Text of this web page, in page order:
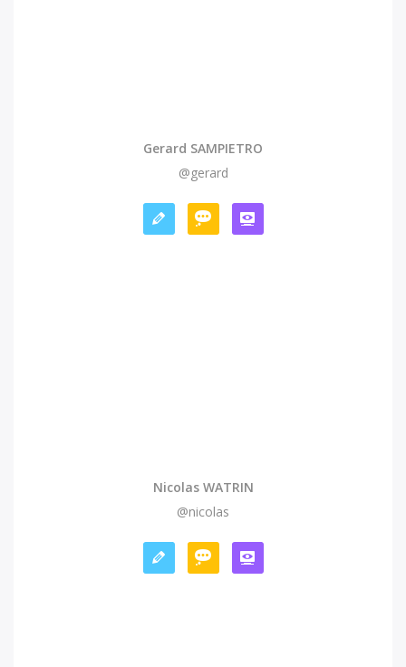
Gerard SAMPIETRO
@gerard
Nicolas WATRIN
@nicolas